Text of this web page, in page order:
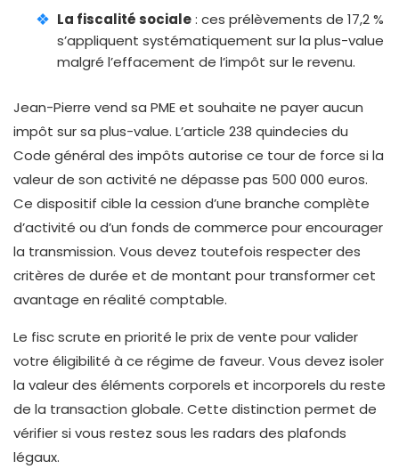
La fiscalité sociale: ces prélèvements de 17,2 %
s’appliquent systématiquement sur la plus-value
malgré l’effacement de l’impôt sur le revenu.
Jean-Pierre vend sa PME et souhaite ne payer aucun
impôt sur sa plus-value. L’article 238 quindecies du
Code général des impôts autorise ce tour de force si la
valeur de son activité ne dépasse pas 500 000 euros.
Ce dispositif cible la cession d’une branche complète
d’activité ou d’un fonds de commerce pour encourager
la transmission. Vous devez toutefois respecter des
critères de durée et de montant pour transformer cet
avantage en réalité comptable.
Le fisc scrute en priorité le prix de vente pour valider
votre éligibilité à ce régime de faveur. Vous devez isoler
la valeur des éléments corporels et incorporels du reste
de la transaction globale. Cette distinction permet de
vérifier si vous restez sous les radars des plafonds
légaux.